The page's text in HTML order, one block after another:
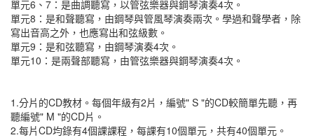
單元6、7：是曲調聽寫，以管弦樂器與鋼琴演奏4次。
單元8：是和聲聽寫，由鋼琴與管風琴演奏兩次。學過和聲學者，除
寫出音高之外，也應寫出和弦級數。
單元9：是和弦聽寫，由鋼琴演奏4次。
單元10：是兩聲部聽寫，由管弦樂器與鋼琴演奏4次。
1.分片的CD教材。每個年級有2片，編號" S "的CD較簡單先聽，再
聽編號" M "的CD片。
2.每片CD均錄有4個課課程，每課有10個單元，共有40個單元。